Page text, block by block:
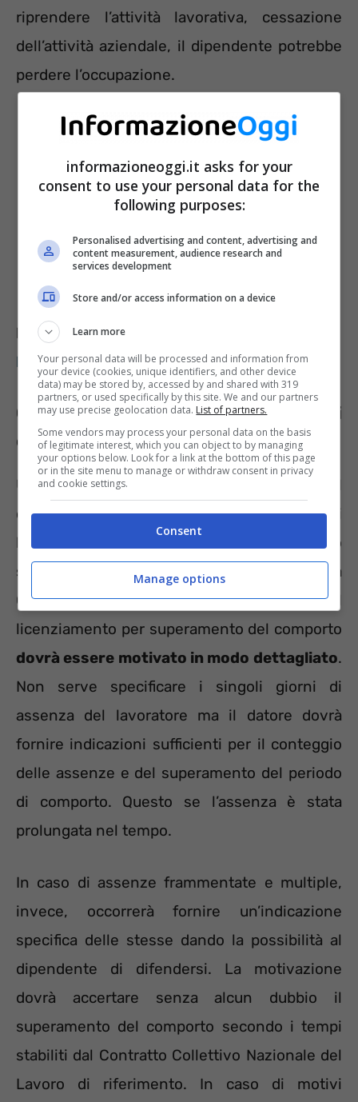
riprendere l’attività lavorativa, cessazione
dell’attività aziendale, il dipendente potrebbe
perdere l’occupazione.
Leggi anche >>>
NASPI di 1550 euro al mese da subito
Cosa accade se si supera il periodo di
comporto
Una volta scaduto il periodo di comporto il
datore di lavoro può porre fine al contratto di
lavoro con il dipendente secondo quanto
stabilito dal Codice Civile (articolo 2110). La
Corte di Cassazione, però, aggiunge che il
licenziamento per superamento del comporto
dovrà essere motivato in modo dettagliato.
Non serve specificare i singoli giorni di
assenza del lavoratore ma il datore dovrà
fornire indicazioni sufficienti per il conteggio
delle assenze e del superamento del periodo
di comporto. Questo se l’assenza è stata
prolungata nel tempo.
In caso di assenze frammentate e multiple,
invece, occorrerà fornire un’indicazione
specifica delle stesse dando la possibilità al
dipendente di difendersi. La motivazione
dovrà accertare senza alcun dubbio il
superamento del comporto secondo i tempi
stabiliti dal Contratto Collettivo Nazionale del
Lavoro di riferimento. In caso di motivi
informazioneoggi.it asks for your
consent to use your personal data for the
following purposes:
Personalised advertising and content, advertising and
content measurement, audience research and
services development
Store and/or access information on a device
Learn more
Your personal data will be processed and information from
your device (cookies, unique identifiers, and other device
data) may be stored by, accessed by and shared with 319
partners, or used specifically by this site. We and our partners
may use precise geolocation data. List of partners.
Some vendors may process your personal data on the basis
of legitimate interest, which you can object to by managing
your options below. Look for a link at the bottom of this page
or in the site menu to manage or withdraw consent in privacy
and cookie settings.
Consent
Manage options